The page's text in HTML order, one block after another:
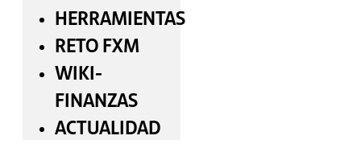
HERRAMIENTAS
RETO FXM
WIKI-
FINANZAS
ACTUALIDAD